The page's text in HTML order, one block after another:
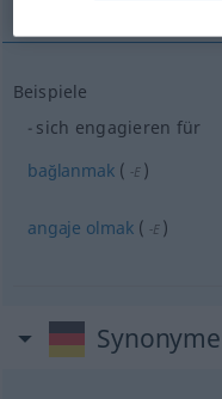
Beispiele
sich engagieren für
bağlanmak ( -E )
angaje olmak ( -E )